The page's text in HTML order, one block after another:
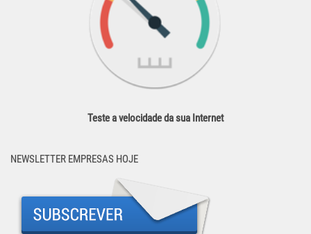
Teste a velocidade da sua Internet
NEWSLETTER EMPRESAS HOJE